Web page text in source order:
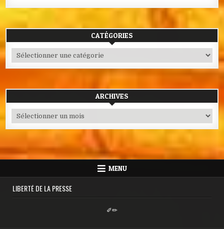
CATÉGORIES
Catégories
ARCHIVES
Archives
MENU
LIBERTÉ DE LA PRESSE
✐✏